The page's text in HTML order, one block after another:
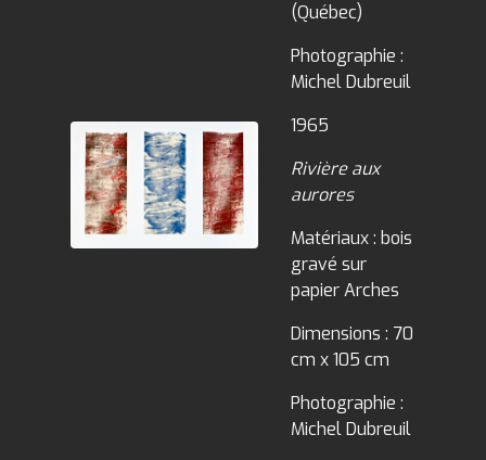
(Québec)
Photographie :
Michel Dubreuil
1965
Rivière aux
aurores
Matériaux : bois
gravé sur
papier Arches
Dimensions : 70
cm x 105 cm
Photographie :
Michel Dubreuil